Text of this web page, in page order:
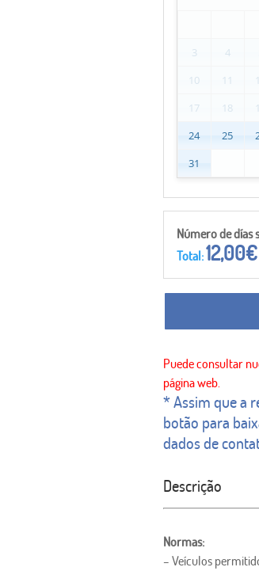
3
4
10
11
17
18
24
25
31
Número de días
Total:12,00€
* Assim que a
botão para
dados de
Descrição
Normas:
– Veículos